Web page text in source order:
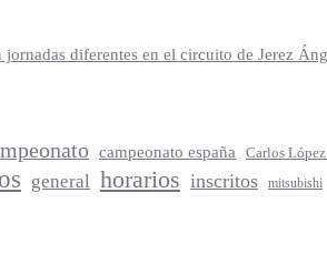
diferentes en el circuito de Jerez
campeonato españa Carlos
general horarios inscritos mitsubishi